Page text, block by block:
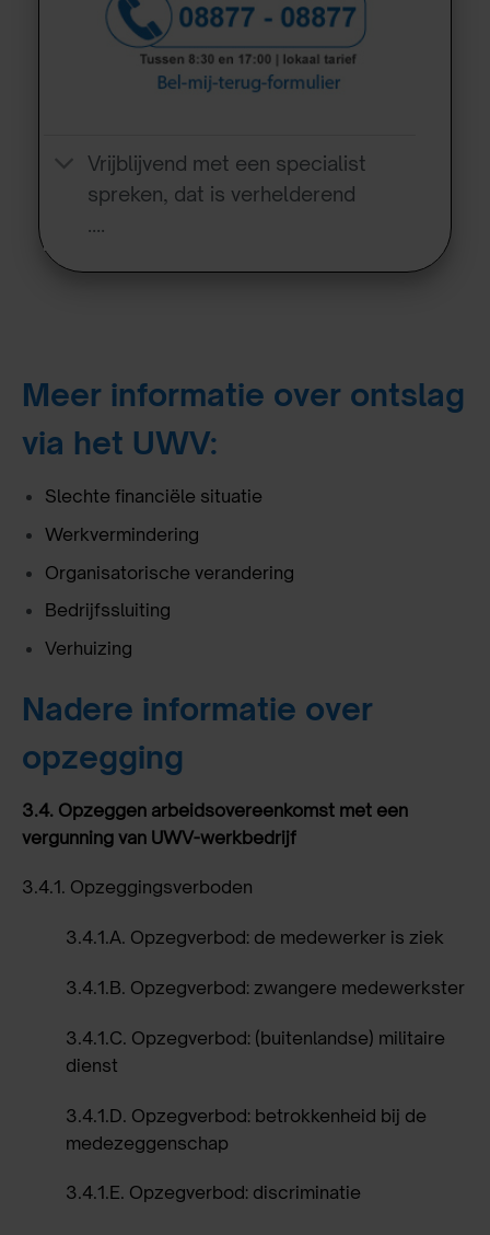
Vrijblijvend met een specialist
spreken, dat is verhelderend
….
Meer informatie over ontslag
via het UWV:
Slechte financiële situatie
Werkvermindering
Organisatorische verandering
Bedrijfssluiting
Verhuizing
Nadere informatie over
opzegging
3.4. Opzeggen arbeidsovereenkomst met een
vergunning van UWV-werkbedrijf
3.4.1. Opzeggingsverboden
3.4.1.A. Opzegverbod: de medewerker is ziek
3.4.1.B. Opzegverbod: zwangere medewerkster
3.4.1.C. Opzegverbod: (buitenlandse) militaire
dienst
3.4.1.D. Opzegverbod: betrokkenheid bij de
medezeggenschap
3.4.1.E. Opzegverbod: discriminatie